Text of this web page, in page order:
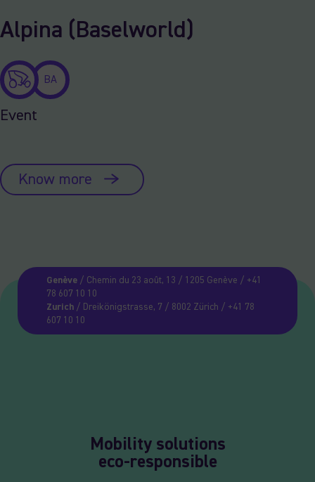
Alpina (Baselworld)
BA
Event
Know more
Genève/ Chemin du 23 août, 13 / 1205 Genève / +41
78 607 10 10
Zurich/ Dreikönigstrasse, 7 / 8002 Zürich / +41 78
607 10 10
Mobility solutions
eco-responsible